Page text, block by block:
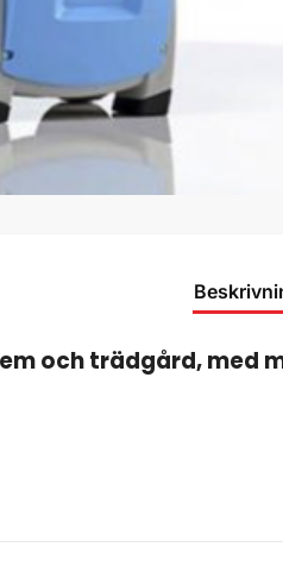
och trädgård, med